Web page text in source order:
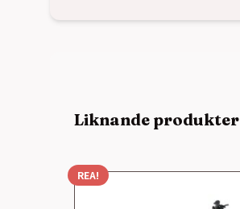
Liknande produkter
REA!